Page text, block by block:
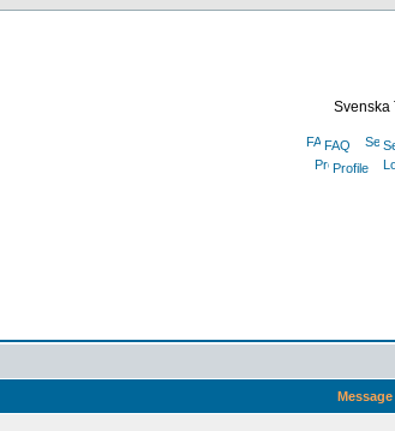
Svenska
FAQ
Profile
Message